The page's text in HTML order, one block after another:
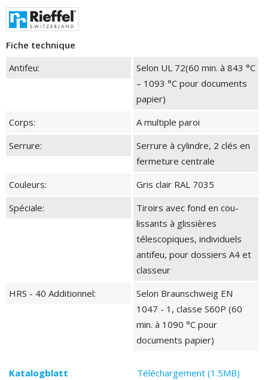
Fiche technique
Antifeu:
Selon UL 72(60 min. à 843 °C
– 1093 °C pour documents
papier)
Corps:
A multiple paroi
Serrure:
Serrure à cylindre, 2 clés en
fermeture centrale
Couleurs:
Gris clair RAL 7035
Spéciale:
Tiroirs avec fond en cou-
lissants à glissières
télescopiques, individuels
antifeu, pour dossiers A4 et
classeur
HRS - 40 Additionnel:
Selon Braunschweig EN
1047 - 1, classe S60P (60
min. à 1090 °C pour
documents papier)
Katalogblatt Téléchargement (1.5MB)